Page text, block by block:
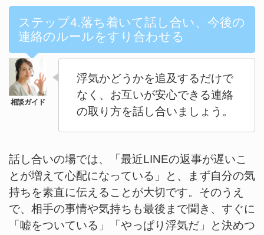
ステップ4.落ち着いて話し合い、今後の
連絡のルールをすり合わせる
浮気かどうかを追及するだけで
なく、お互いが安心できる連絡
の取り方を話し合いましょう。
話し合いの場では、「最近LINEの返事が遅いこ
とが増えて心配になっている」と、まず自分の気
持ちを素直に伝えることが大切です。そのうえ
で、相手の事情や気持ちも最後まで聞き、すぐに
「嘘をついている」「やっぱり浮気だ」と決めつ